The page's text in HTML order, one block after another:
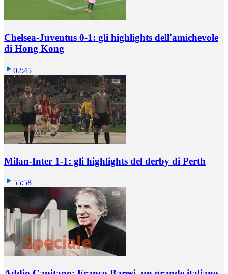
Chelsea-Juventus 0-1: gli highlights dell'amichevole
di Hong Kong
02:45
Milan-Inter 1-1: gli highlights del derby di Perth
55:58